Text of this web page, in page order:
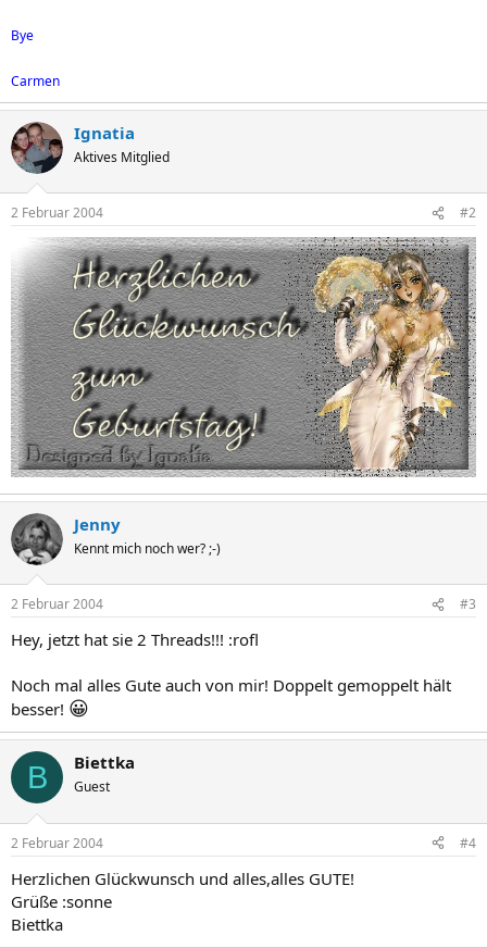
Bye
Carmen
Ignatia
Aktives Mitglied
2 Februar 2004 #2
Jenny
Kennt mich noch wer? ;-)
2 Februar 2004 #3
Hey, jetzt hat sie 2 Threads!!! :rofl
Noch mal alles Gute auch von mir! Doppelt gemoppelt hält
besser! 😀
B Biettka
Guest
2 Februar 2004 #4
Herzlichen Glückwunsch und alles,alles GUTE!
Grüße :sonne
Biettka